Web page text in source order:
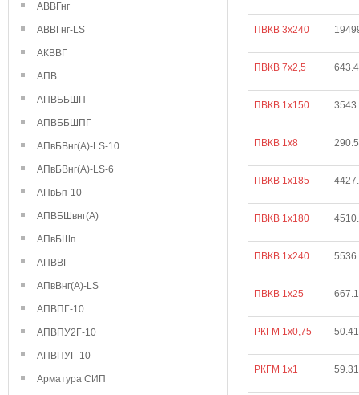
АВВГнг
АВВГнг-LS
АКВВГ
АПВ
АПВББШП
АПВББШПГ
АПвБВнг(А)-LS-10
АПвБВнг(А)-LS-6
АПвБп-10
АПВБШвнг(А)
АПвБШп
АПВВГ
АПвВнг(А)-LS
АПВПГ-10
АПВПУ2Г-10
АПВПУГ-10
Арматура СИП
ПВКВ 3х240
ПВКВ 7х2,5
ПВКВ 1х150
ПВКВ 1х8
ПВКВ 1х185
ПВКВ 1х180
ПВКВ 1х240
ПВКВ 1х25
РКГМ 1х0,75 50.41
РКГМ 1х1 59.31